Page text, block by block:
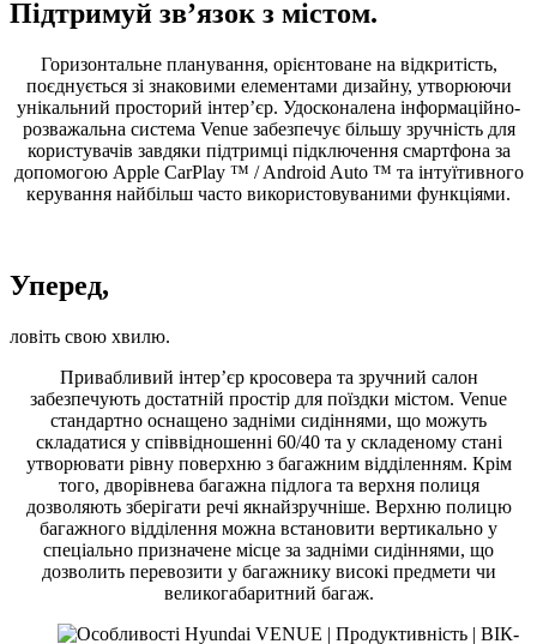
Підтримуй зв’язок з містом.
Горизонтальне планування, орієнтоване на відкритість,
поєднується зі знаковими елементами дизайну, утворюючи
унікальний просторий інтер’єр. Удосконалена інформаційно-
розважальна система Venue забезпечує більшу зручність для
користувачів завдяки підтримці підключення смартфона за
допомогою Apple CarPlay ™ / Android Auto ™ та інтуїтивного
керування найбільш часто використовуваними функціями.
Уперед,
ловіть свою хвилю.
Привабливий інтер’єр кросовера та зручний салон
забезпечують достатній простір для поїздки містом. Venue
стандартно оснащено задніми сидіннями, що можуть
складатися у співвідношенні 60/40 та у складеному стані
утворювати рівну поверхню з багажним відділенням. Крім
того, дворівнева багажна підлога та верхня полиця
дозволяють зберігати речі якнайзручніше. Верхню полицю
багажного відділення можна встановити вертикально у
спеціально призначене місце за задніми сидіннями, що
дозволить перевозити у багажнику високі предмети чи
великогабаритний багаж.